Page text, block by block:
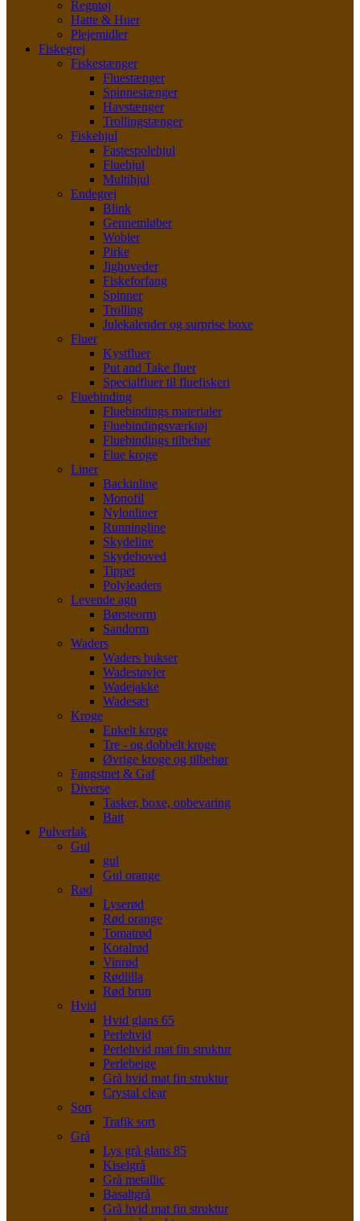
Regntøj
Hatte & Huer
Plejemidler
Fiskegrej
Fiskestænger
Fluestænger
Spinnestænger
Havstænger
Trollingstænger
Fiskehjul
Fastespolehjul
Fluehjul
Multihjul
Endegrej
Blink
Gennemløber
Wobler
Pirke
Jighoveder
Fiskeforfang
Spinner
Trolling
Julekalender og surprise boxe
Fluer
Kystfluer
Put and Take fluer
Specialfluer til fluefiskeri
Fluebinding
Fluebindings materialer
Fluebindingsværktøj
Fluebindings tilbehør
Flue kroge
Liner
Backinline
Monofil
Nylonliner
Runningline
Skydeline
Skydehoved
Tippet
Polyleaders
Levende agn
Børsteorm
Sandorm
Waders
Waders bukser
Wadestøvler
Wadejakke
Wadesæt
Kroge
Enkelt kroge
Tre - og dobbelt kroge
Øvrige kroge og tilbehør
Fangstnet & Gaf
Diverse
Tasker, boxe, opbevaring
Bait
Pulverlak
Gul
gul
Gul orange
Rød
Lyserød
Rød orange
Tomatrød
Koralrød
Vinrød
Rødlilla
Rød brun
Hvid
Hvid glans 65
Perlehvid
Perlehvid mat fin struktur
Perlebeige
Grå hvid mat fin struktur
Crystal clear
Sort
Trafik sort
Grå
Lys grå glans 85
Kiselgrå
Grå metallic
Basaltgrå
Grå hvid mat fin struktur